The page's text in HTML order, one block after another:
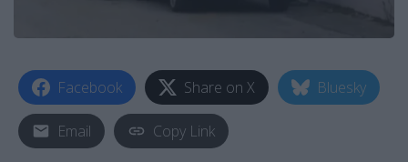
Facebook Share on X Bluesky
Email Copy Link